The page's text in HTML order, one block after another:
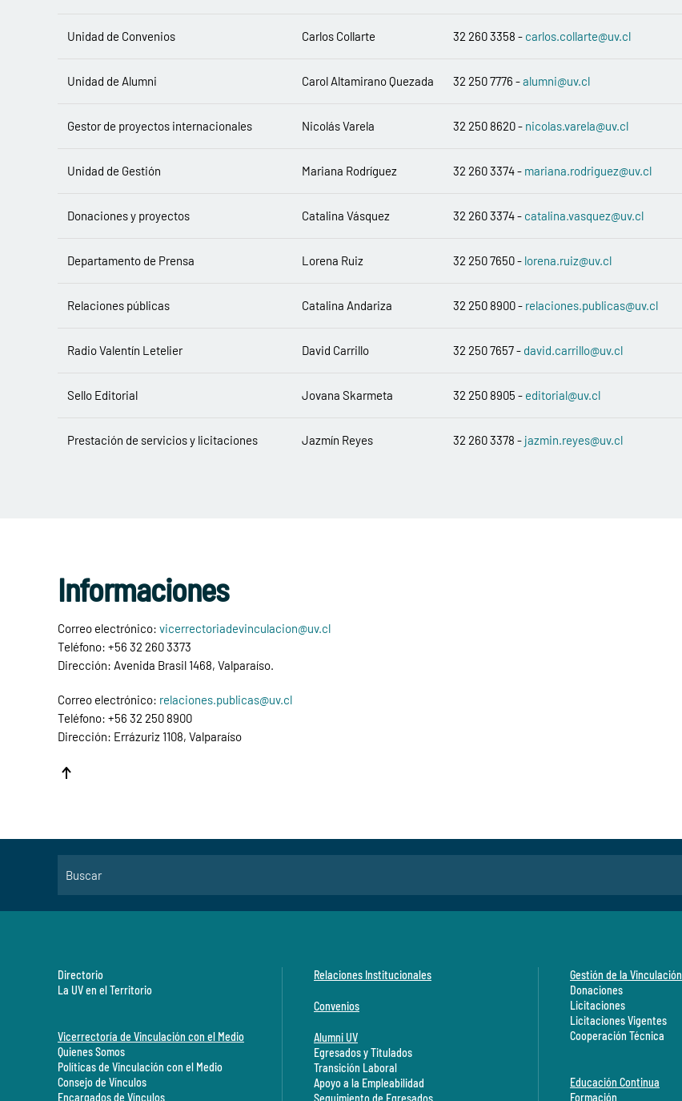
Unidad de Convenios Carlos Collarte 32 260 3358 - carlos.collarte@uv.cl
Unidad de Alumni Carol Altamirano Quezada 32 250 7776 -alumni@uv.cl
Gestor de proyectos internacionales Nicolás Varela 32 250 8620 - nicolas.varela@uv.cl
Unidad de Gestión Mariana Rodríguez 32 260 3374 - mariana.rodriguez@uv.cl
Donaciones y proyectos Catalina Vásquez 32 260 3374 - catalina.vasquez@uv.cl
Departamento de Prensa Lorena Ruiz 32 250 7650 - lorena.ruiz@uv.cl
Relaciones públicas Catalina Andariza 32 250 8900 - relaciones.publicas@uv.cl
Radio Valentín Letelier David Carrillo 32 250 7657 - david.carrillo@uv.cl
Sello Editorial Jovana Skarmeta 32 250 8905 - editorial@uv.cl
Prestación de servicios y licitaciones Jazmín Reyes 32 260 3378 - jazmin.reyes@uv.cl
Informaciones
Correo electrónico: vicerrectoriadevinculacion@uv.cl
Teléfono: +56 32 260 3373
Dirección: Avenida Brasil 1468, Valparaíso.
Correo electrónico: relaciones.publicas@uv.cl
Teléfono: +56 32 250 8900
Dirección: Errázuriz 1108, Valparaíso
Directorio
La UV en el Territorio
Vicerrectoría de Vinculación con el Medio
Quienes Somos
Políticas de Vinculación con el Medio
Consejo de Vínculos
Encargados de Vínculos
Relaciones Institucionales
Convenios
Alumni UV
Egresados y Titulados
Transición Laboral
Apoyo a la Empleabilidad
Seguimiento de Egresados
Gestión de la Vinculación
Donaciones
Licitaciones
Licitaciones Vigentes
Cooperación Técnica
Educación Continua
Formación